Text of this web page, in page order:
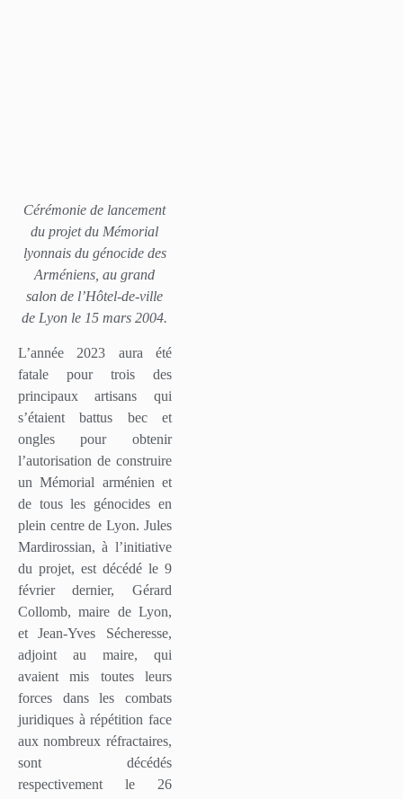
Cérémonie de lancement
du projet du Mémorial
lyonnais du génocide des
Arméniens, au grand
salon de l’Hôtel-de-ville
de Lyon le 15 mars 2004.
L’année 2023 aura été
fatale pour trois des
principaux artisans qui
s’étaient battus bec et
ongles pour obtenir
l’autorisation de construire
un Mémorial arménien et
de tous les génocides en
plein centre de Lyon. Jules
Mardirossian, à l’initiative
du projet, est décédé le 9
février dernier, Gérard
Collomb, maire de Lyon,
et Jean-Yves Sécheresse,
adjoint au maire, qui
avaient mis toutes leurs
forces dans les combats
juridiques à répétition face
aux nombreux réfractaires,
sont décédés
respectivement le 26